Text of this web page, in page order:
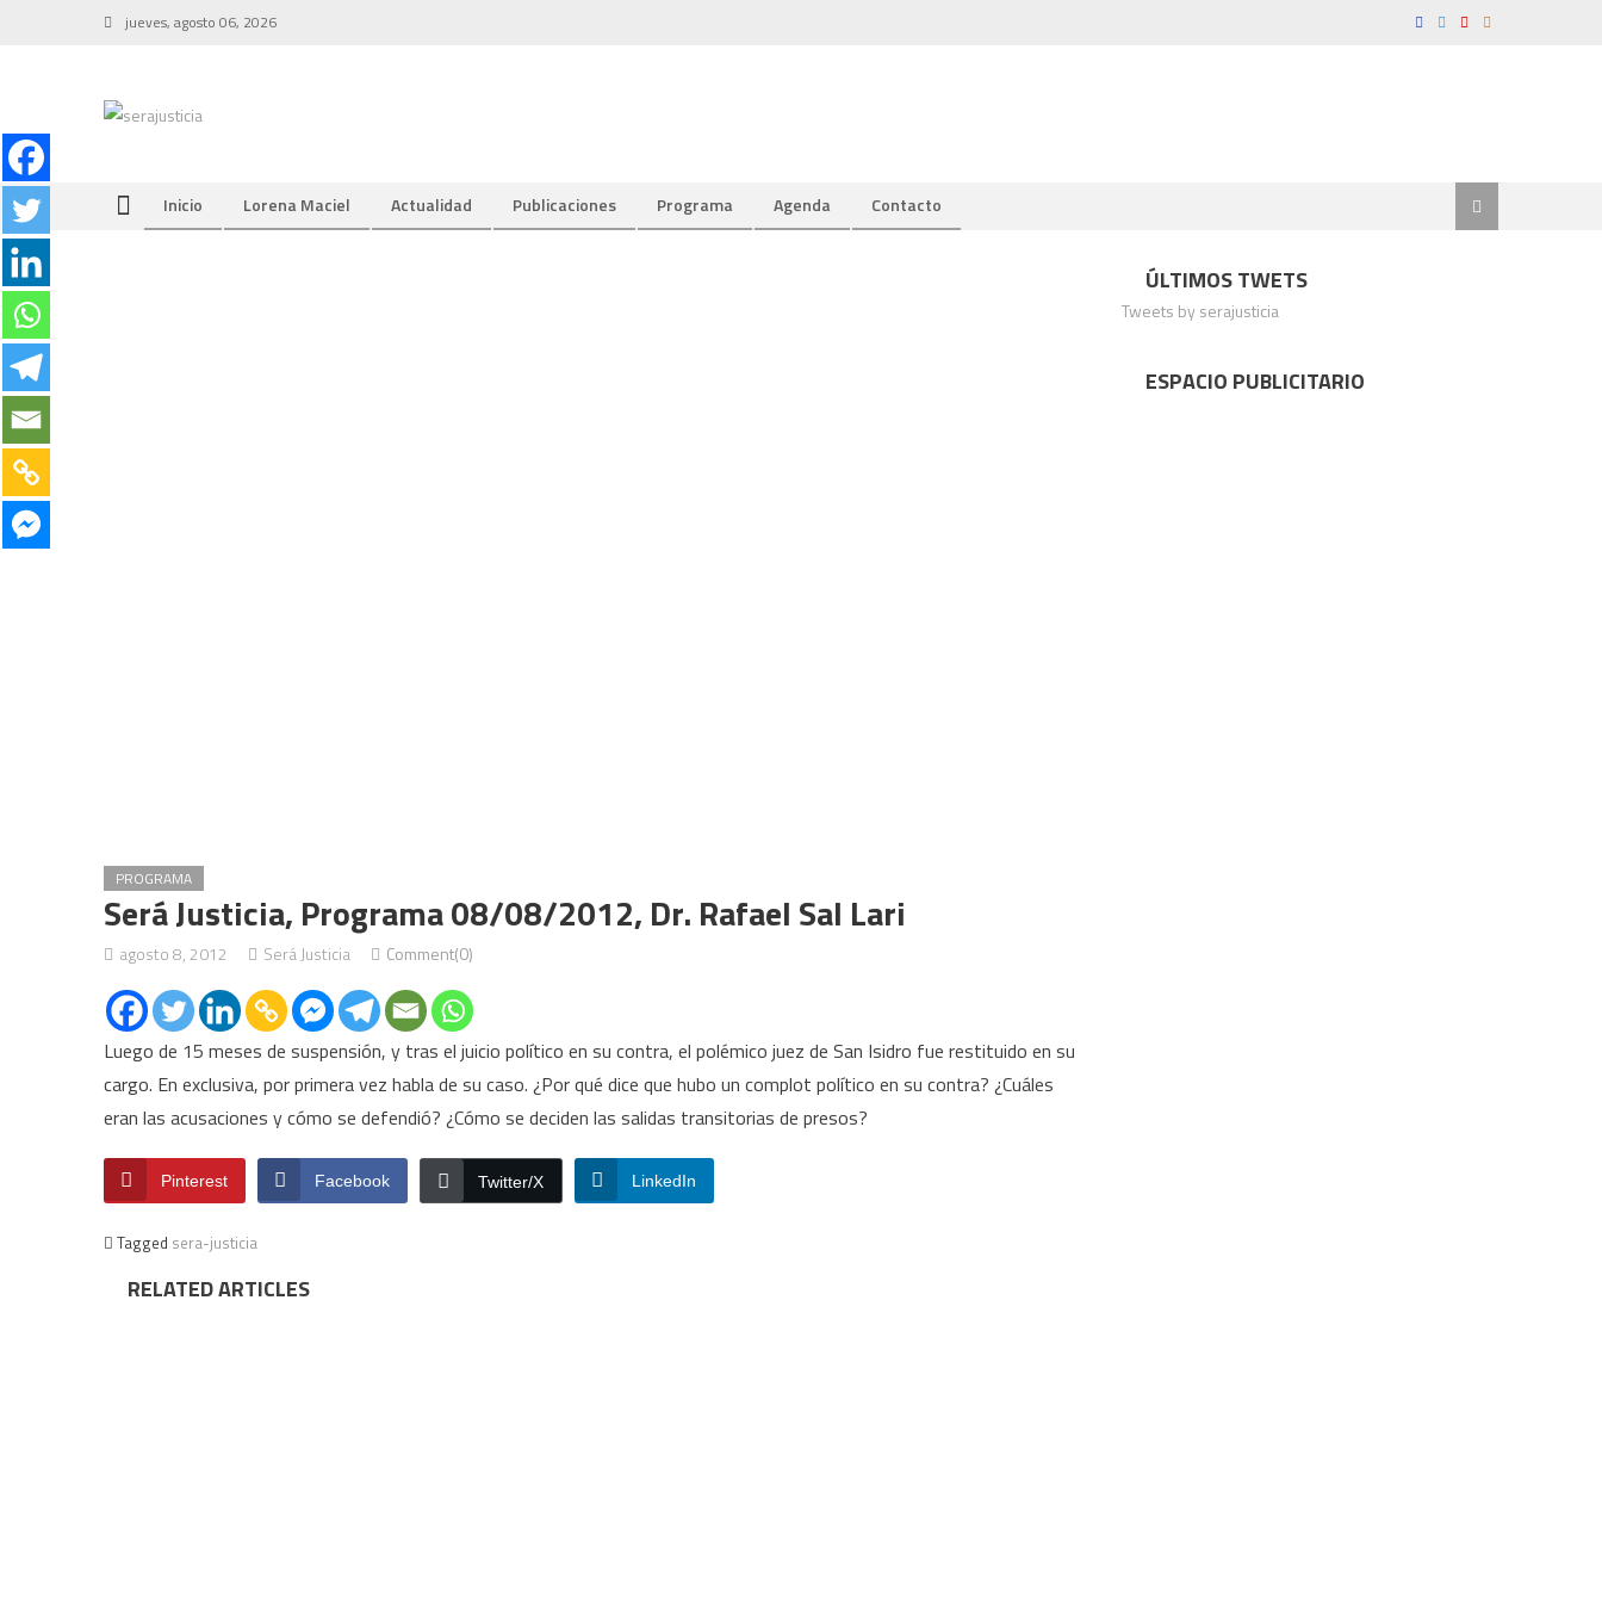
jueves, agosto 06, 2026
Inicio Lorena Maciel Actualidad Publicaciones Programa Agenda Contacto
PROGRAMA
Será Justicia, Programa 08/08/2012, Dr. Rafael Sal Lari
agosto 8, 2012 Será Justicia Comment(0)
Luego de 15 meses de suspensión, y tras el juicio político en su contra, el polémico juez de San Isidro fue restituido en su
cargo. En exclusiva, por primera vez habla de su caso. ¿Por qué dice que hubo un complot político en su contra? ¿Cuáles
eran las acusaciones y cómo se defendió? ¿Cómo se deciden las salidas transitorias de presos?
Pinterest Facebook Twitter/X LinkedIn
Tagged sera-justicia
RELATED ARTICLES
ÚLTIMOS TWETS
Tweets by serajusticia
ESPACIO PUBLICITARIO